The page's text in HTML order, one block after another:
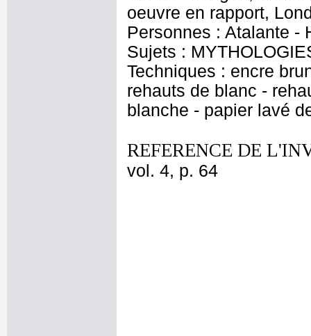
oeuvre en rapport,
Personnes : Atalante -
Sujets :
Techniques : encre
rehauts de blanc -
blanche - papier lavé
REFERENCE DE
vol. 4, p. 64